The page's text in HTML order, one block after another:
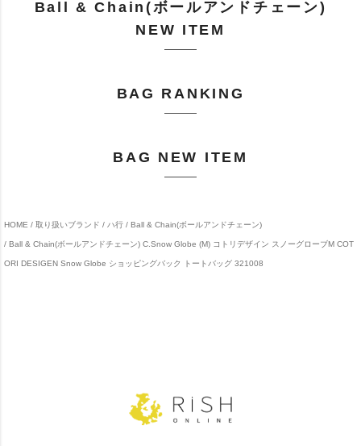
Ball & Chain(ボールアンドチェーン)
NEW ITEM
BAG RANKING
BAG NEW ITEM
HOME 取り扱いブランド ハ行 Ball & Chain(ボールアンドチェーン)
Ball & Chain(ボールアンドチェーン) C.Snow Globe (M) コトリデザイン スノーグローブM COT
ORI DESIGEN Snow Globe ショッピングバック トートバッグ 321008